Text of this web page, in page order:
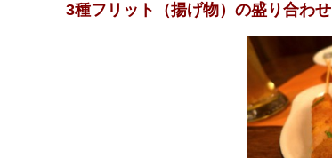
3種フリット （揚げ物）の盛り合わせ